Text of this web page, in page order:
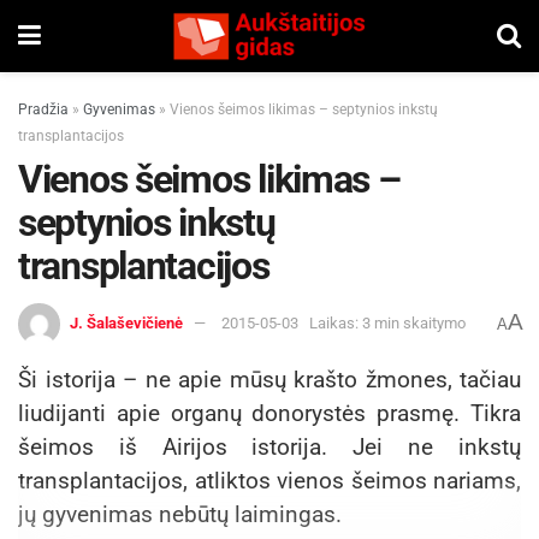
Pradžia » Gyvenimas » Vienos šeimos likimas – septynios inkstų
transplantacijos
Vienos šeimos likimas –
septynios inkstų
transplantacijos
J. Šalaševičienė 2015-05-03 Laikas: 3 min skaitymo AA
Ši istorija – ne apie mūsų krašto žmones, tačiau
liudijanti apie organų donorystės prasmę. Tikra
šeimos iš Airijos istorija. Jei ne inkstų
transplantacijos, atliktos vienos šeimos nariams,
jų gyvenimas nebūtų laimingas.